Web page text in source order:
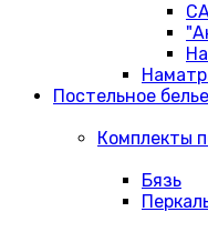
Постельное белье
Комплекты
Бязь